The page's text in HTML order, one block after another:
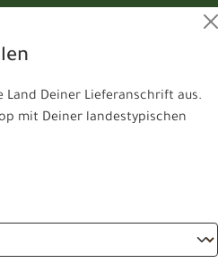
Deiner Lieferanschrift aus.
mit Deiner landestypischen